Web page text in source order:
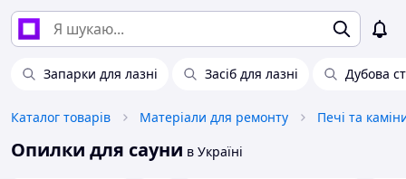
Запарки для лазні Засіб для лазні Дубова
Каталог товарів Матеріали для ремонту Печі та
Опилки для сауни в Україні